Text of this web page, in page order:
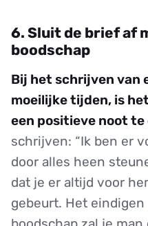
6. Sluit de brief af
boodschap
Bij het schrijven van
moeilijke tijden, is
een positieve noot te
schrijven: “Ik ben er
door alles heen
dat je er altijd voor
gebeurt. Het